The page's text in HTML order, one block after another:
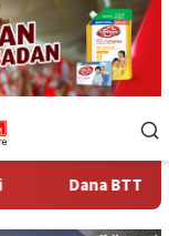
Dana BTT NTB